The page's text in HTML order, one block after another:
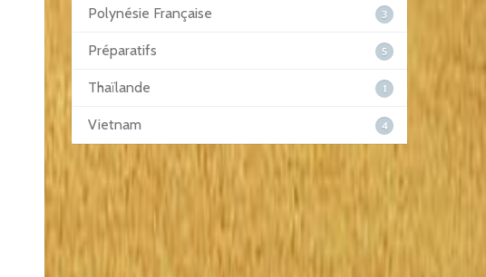
Polynésie Française 3
Préparatifs 5
Thaïlande 1
Vietnam 4